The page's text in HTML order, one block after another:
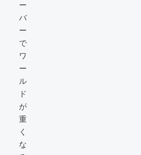
ー
バ
ー
で
ワ
ー
ル
ド
が
重
く
な